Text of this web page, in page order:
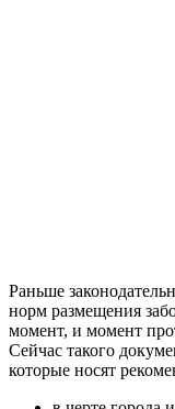
Раньше
норм размещения
момент, и момент
Сейчас такого
которые носят